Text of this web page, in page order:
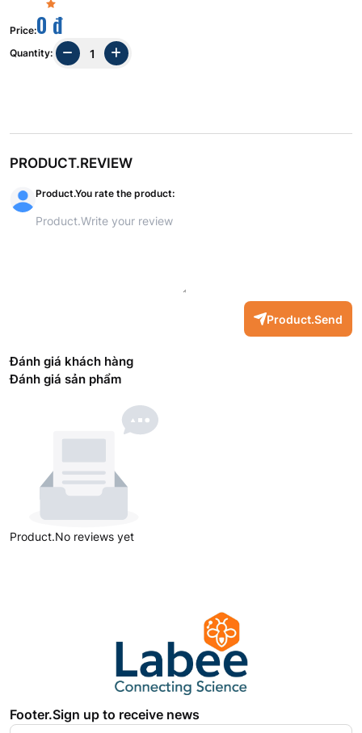
Price:0 đ
Quantity:
PRODUCT.REVIEW
Product.You rate the product:
Product.Send
Đánh giá khách hàng
Đánh giá sản phẩm
Product.No reviews yet
Footer.Sign up to receive news